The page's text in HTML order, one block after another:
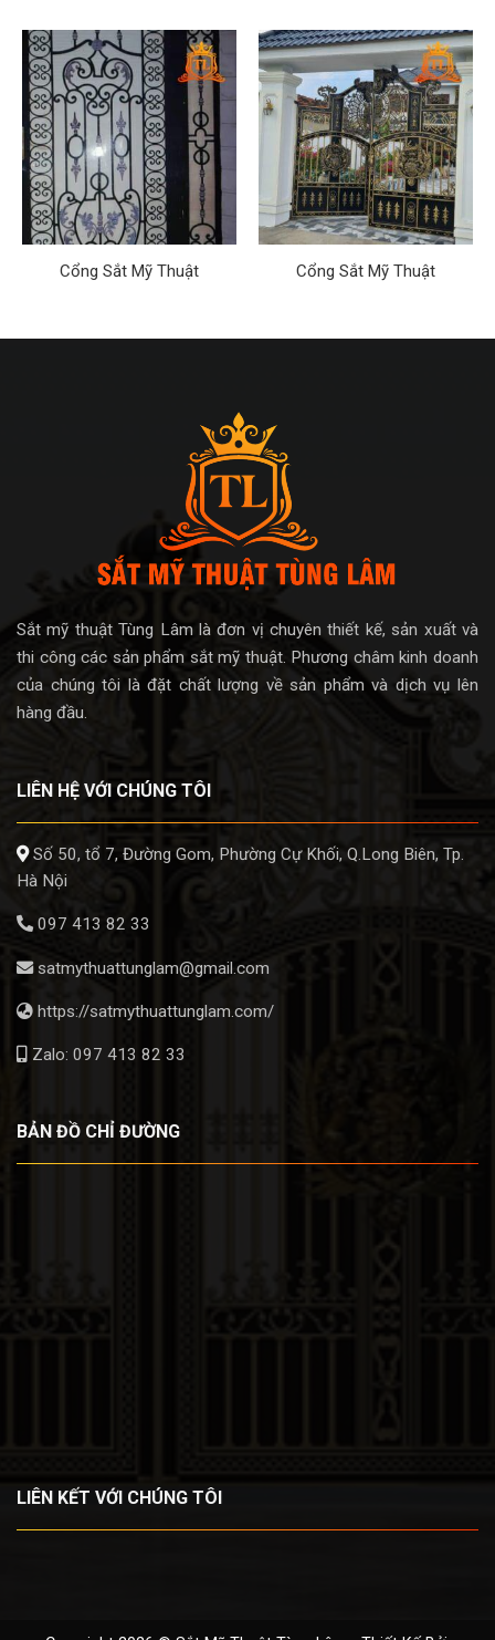
Cổng Sắt Mỹ Thuật Cổng Sắt Mỹ Thuật
Sắt mỹ thuật Tùng Lâm là đơn vị chuyên thiết kế, sản xuất và
thi công các sản phẩm sắt mỹ thuật. Phương châm kinh doanh
của chúng tôi là đặt chất lượng về sản phẩm và dịch vụ lên
hàng đầu.
LIÊN HỆ VỚI CHÚNG TÔI
Số 50, tổ 7, Đường Gom, Phường Cự Khối, Q.Long Biên, Tp.
Hà Nội
097 413 82 33
satmythuattunglam@gmail.com
https://satmythuattunglam.com/
Zalo: 097 413 82 33
BẢN ĐỒ CHỈ ĐƯỜNG
LIÊN KẾT VỚI CHÚNG TÔI